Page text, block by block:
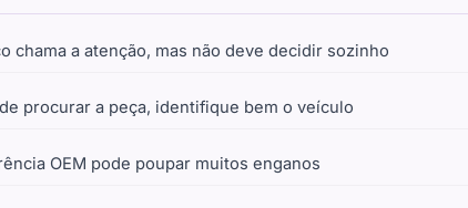
chama a atenção, mas não deve decidir sozinho
procurar a peça, identifique bem o veículo
OEM pode poupar muitos enganos